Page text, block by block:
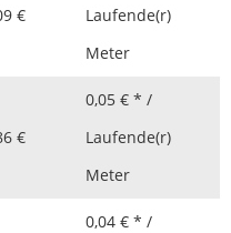
€
Laufende(r)
Meter
€
0,05 € * /
Laufende(r)
Meter
0,04 € * /